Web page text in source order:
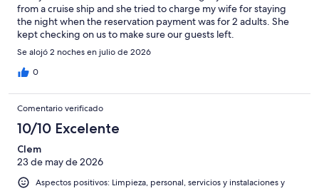
from a cruise ship and she tried to charge my wife for staying
the night when the reservation payment was for 2 adults. She
kept checking on us to make sure our guests left.
Se alojó 2 noches en julio de 2026
0
Comentario verificado
10/10 Excelente
Clem
23 de may de 2026
Aspectos positivos: Limpieza, personal, servicios y instalaciones y